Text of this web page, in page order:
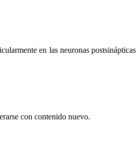
en las neuronas postsinápticas
con contenido nuevo.